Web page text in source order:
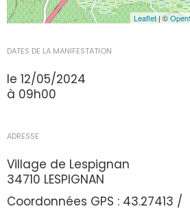
Leaflet| ©
DATES DE LA MANIFESTATION
le 12/05/2024
à 09h00
ADRESSE
Village de Lespignan
34710 LESPIGNAN
Coordonnées GPS : 43.27413 /